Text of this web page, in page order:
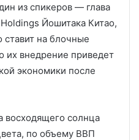
из спикеров — глава
Йошитака Китао,
ставит на блочные
их внедрение приведет
экономики после
восходящего солнца
по объему ВВП